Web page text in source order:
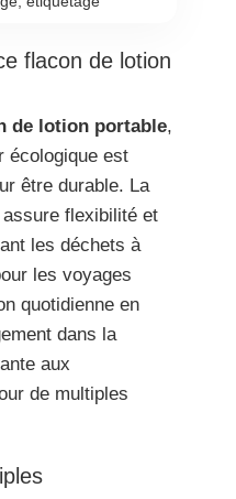
flacon de lotion
de lotion portable,
écologique est
être durable. La
flexibilité et
les déchets à
les voyages
quotidienne en
dans la
aux
de multiples